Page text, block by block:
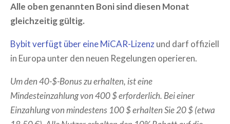
Alle oben genannten Boni sind diesen Monat
gleichzeitig gültig.
Bybit verfügt über eine MiCAR-Lizenzund darf offiziell
in Europa unter den neuen Regelungen operieren.
Um den 40-$-Bonus zu erhalten, ist eine
Mindesteinzahlung von 400 $ erforderlich. Bei einer
Einzahlung von mindestens 100 $ erhalten Sie 20 $ (etwa